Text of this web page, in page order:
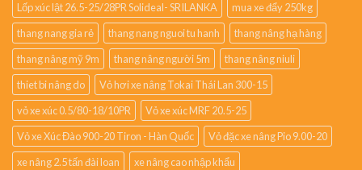
Lốp xúc lật 26.5-25/28PR Solideal- SRILANKA
mua xe đẩy 250kg
thang nang gia rẻ
thang nang nguoi tu hanh
thang nâng hạ hàng
thang nâng mỹ 9m
thang nâng người 5m
thang nâng niuli
thiet bi nâng do
Vỏ hơi xe nâng Tokai Thái Lan 300-15
vỏ xe xúc 0.5/80-18/10PR
Vỏ xe xúc MRF 20.5-25
Vỏ xe Xúc Đào 900-20 Tiron - Hàn Quốc
Vỏ đặc xe nâng Pio 9.00-20
xe nâng 2.5 tấn đài loan
xe nâng cao nhập khẩu